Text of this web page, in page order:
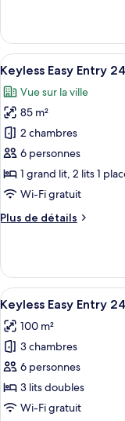
24/7
-
Deluxe
1
Bedroom
Apartment
le
type
de
chambre
Keyless
Easy
Entry
24/7
Deluxe
Bedroom
Afficher
toutes
les
photos
pour
ce
type
de
chambre :
Keyless
24/7
-
Deluxe
2
Bedroom
Apartment
12
Keyless Easy Entry
Vue sur la ville
85 m²
2 chambres
6 personnes
1 grand lit, 2 lits 1
Wi-Fi gratuit
Plus de détails
Plus
le
type
de
chambre
Keyless
Easy
Entry
24/7
-
Deluxe
Afficher
toutes
les
photos
pour
ce
type
14
Keyless Easy Entry
100 m²
3 chambres
6 personnes
3 lits doubles
Wi-Fi gratuit